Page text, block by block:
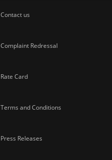
Contact us
Complaint Redressal
Rate Card
Terms and Conditions
Press Releases